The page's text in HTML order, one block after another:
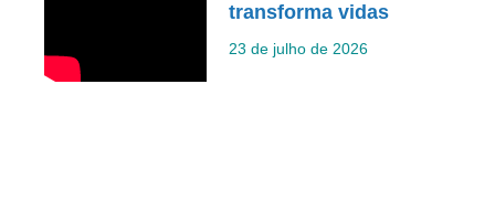
transforma vidas
23 de julho de 2026